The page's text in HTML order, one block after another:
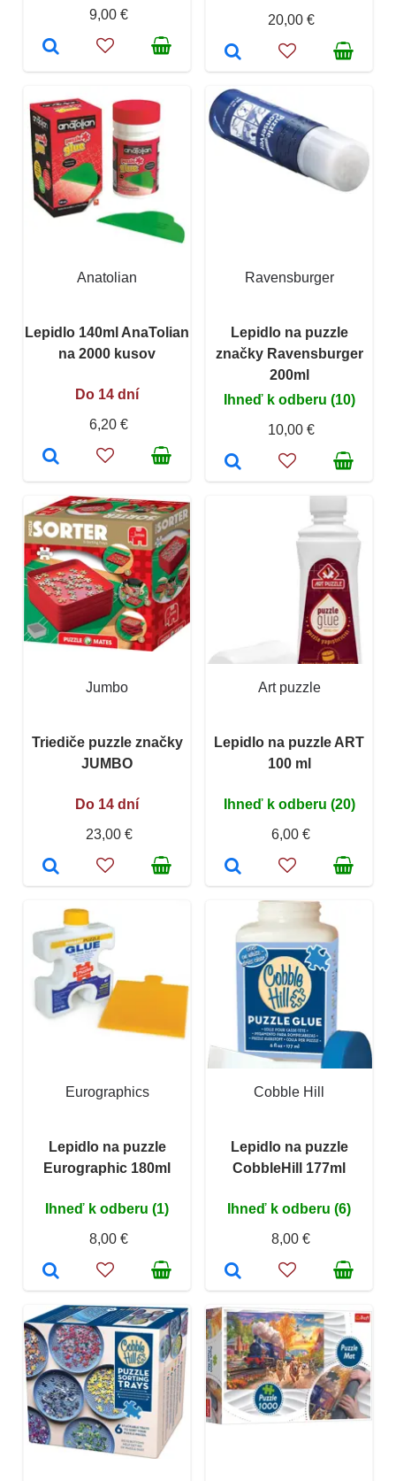
9,00 €
20,00 €
Anatolian
Lepidlo 140ml AnaTolian
na 2000 kusov
Do 14 dní
6,20 €
Ravensburger
Lepidlo na puzzle
značky Ravensburger
200ml
Ihneď k odberu (10)
10,00 €
Jumbo
Triediče puzzle značky
JUMBO
Do 14 dní
23,00 €
Art puzzle
Lepidlo na puzzle ART
100 ml
Ihneď k odberu (20)
6,00 €
Eurographics
Lepidlo na puzzle
Eurographic 180ml
Ihneď k odberu (1)
8,00 €
Cobble Hill
Lepidlo na puzzle
CobbleHill 177ml
Ihneď k odberu (6)
8,00 €